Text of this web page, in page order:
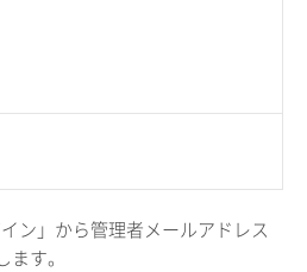
ン」から管理者メールアドレス
す。